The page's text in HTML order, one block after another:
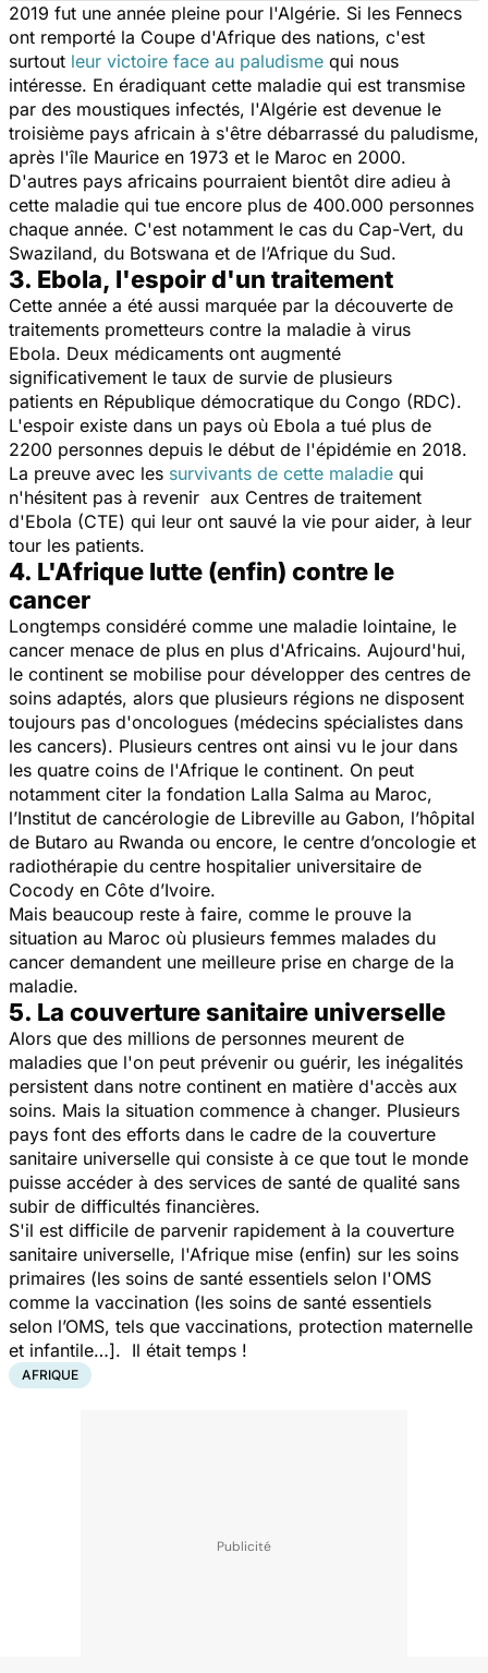
2019 fut une année pleine pour l'Algérie. Si les Fennecs
ont remporté la Coupe d'Afrique des nations, c'est
surtout leur victoire face au paludisme qui nous
intéresse. En éradiquant cette maladie qui est transmise
par des moustiques infectés, l'Algérie est devenue le
troisième pays africain à s'être débarrassé du paludisme,
après l'île Maurice en 1973 et le Maroc en 2000.
D'autres pays africains pourraient bientôt dire adieu à
cette maladie qui tue encore plus de 400.000 personnes
chaque année. C'est notamment le cas du Cap-Vert, du
Swaziland, du Botswana et de l’Afrique du Sud.
3. Ebola, l'espoir d'un traitement
Cette année a été aussi marquée par la découverte de
traitements prometteurs contre la maladie à virus
Ebola. Deux médicaments ont augmenté
significativement le taux de survie de plusieurs
patients en République démocratique du Congo (RDC).
L'espoir existe dans un pays où Ebola a tué plus de
2200 personnes depuis le début de l'épidémie en 2018.
La preuve avec les survivants de cette maladie qui
n'hésitent pas à revenir aux Centres de traitement
d'Ebola (CTE) qui leur ont sauvé la vie pour aider, à leur
tour les patients.
4. L'Afrique lutte (enfin) contre le
cancer
Longtemps considéré comme une maladie lointaine, le
cancer menace de plus en plus d'Africains. Aujourd'hui,
le continent se mobilise pour développer des centres de
soins adaptés, alors que plusieurs régions ne disposent
toujours pas d'oncologues (médecins spécialistes dans
les cancers). Plusieurs centres ont ainsi vu le jour dans
les quatre coins de l'Afrique le continent. On peut
notamment citer la fondation Lalla Salma au Maroc,
l’Institut de cancérologie de Libreville au Gabon, l’hôpital
de Butaro au Rwanda ou encore, le centre d’oncologie et
radiothérapie du centre hospitalier universitaire de
Cocody en Côte d’Ivoire.
Mais beaucoup reste à faire, comme le prouve la
situation au Maroc où plusieurs femmes malades du
cancer demandent une meilleure prise en charge de la
maladie.
5. La couverture sanitaire universelle
Alors que des millions de personnes meurent de
maladies que l'on peut prévenir ou guérir, les inégalités
persistent dans notre continent en matière d'accès aux
soins. Mais la situation commence à changer. Plusieurs
pays font des efforts dans le cadre de la couverture
sanitaire universelle qui consiste à ce que tout le monde
puisse accéder à des services de santé de qualité sans
subir de difficultés financières.
S'il est difficile de parvenir rapidement à la couverture
sanitaire universelle, l'Afrique mise (enfin) sur les soins
primaires (les soins de santé essentiels selon l'OMS
comme la vaccination (les soins de santé essentiels
selon l’OMS, tels que vaccinations, protection maternelle
et infantile…]. Il était temps !
AFRIQUE